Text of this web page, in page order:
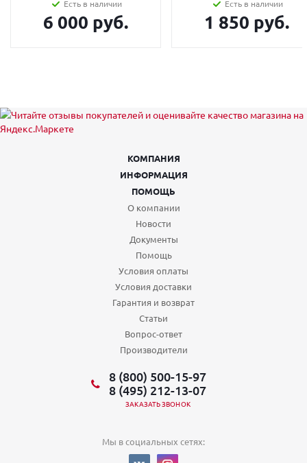
Есть в наличии
6 000 руб.
Есть в наличии
1 850 руб.
КОМПАНИЯ
ИНФОРМАЦИЯ
ПОМОЩЬ
О компании
Новости
Документы
Помощь
Условия оплаты
Условия доставки
Гарантия и возврат
Статьи
Вопрос-ответ
Производители
8 (800) 500-15-97
8 (495) 212-13-07
ЗАКАЗАТЬ ЗВОНОК
Мы в социальных сетях: